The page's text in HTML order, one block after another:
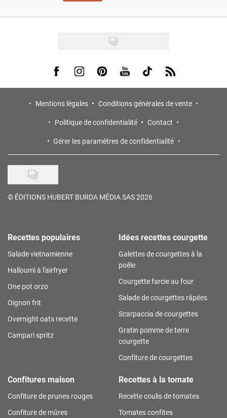
Visit us on Facebook
Visit us on Instagram
Visit us on Pinterest
Visit us on Youtube
Visit us on Tiktok
Visit us on Rss
Mentions légales
Conditions générales de vente
Politique de confidentialité
Contact
Gérer les paramètres de confidentialité
© ÉDITIONS HUBERT BURDA MÉDIA SAS 2026
Recettes populaires
Salade vietnamienne
Halloumi à l'airfryer
One pot orzo
Oignon frit
Overnight oats recette
Campari spritz
Idées recettes courgette
Galettes de courgettes à la
poêle
Courgette farcie au four
Salade de courgettes râpées
Scarpaccia de courgettes
Gratin pomme de terre
courgette
Confiture de courgettes
Confitures maison
Confiture de prunes rouges
Confiture de mûres
Recettes à la tomate
Recette coulis de tomates
Tomates confites